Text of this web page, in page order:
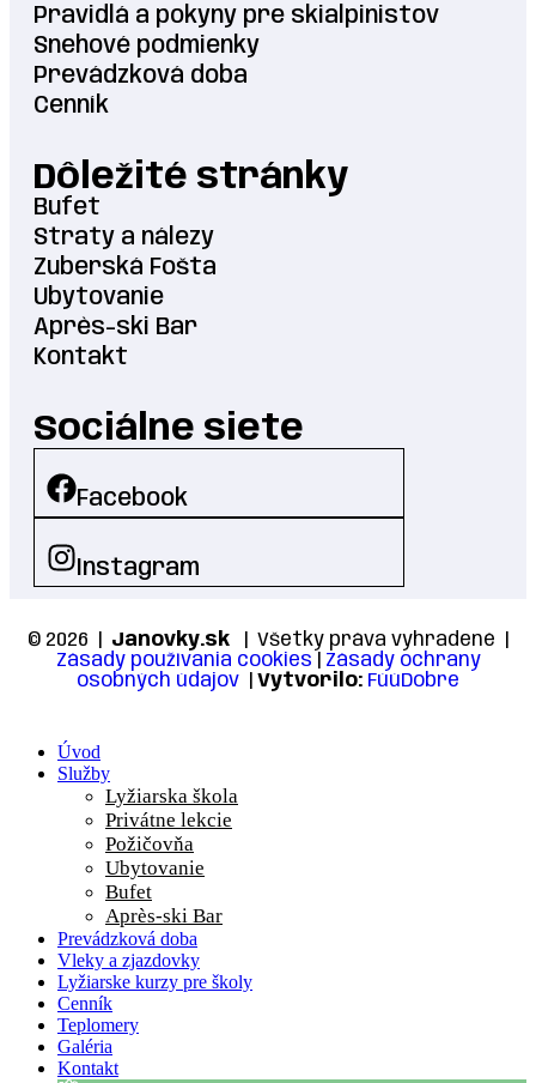
Pravidlá a pokyny pre skialpinistov
Snehové podmienky
Prevádzková doba
Cenník
Dôležité stránky
Bufet
Straty a nálezy
Zuberská Fošta
Ubytovanie
Après-ski Bar
Kontakt
Sociálne siete
Facebook
Instagram
© 2026 | Janovky.sk | Všetky práva vyhradené |
Zásady používania cookies
Zásady ochrany
osobných údajov
Vytvorilo: FúúDobre
Úvod
Služby
Lyžiarska škola
Privátne lekcie
Požičovňa
Ubytovanie
Bufet
Après-ski Bar
Prevádzková doba
Vleky a zjazdovky
Lyžiarske kurzy pre školy
Cenník
Teplomery
Galéria
Kontakt